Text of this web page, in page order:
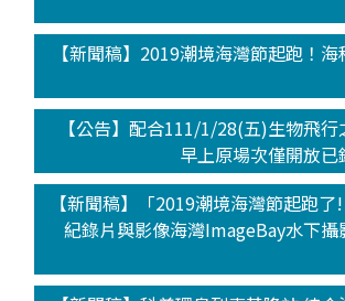
【新聞稿】2019潮境海灣節起跑！
【公告】配合111/1/28(五)生物飛行
早上原場次僅開放
【新聞稿】「2019潮境海灣節起跑
紀錄片與影像海灣ImageBay水下